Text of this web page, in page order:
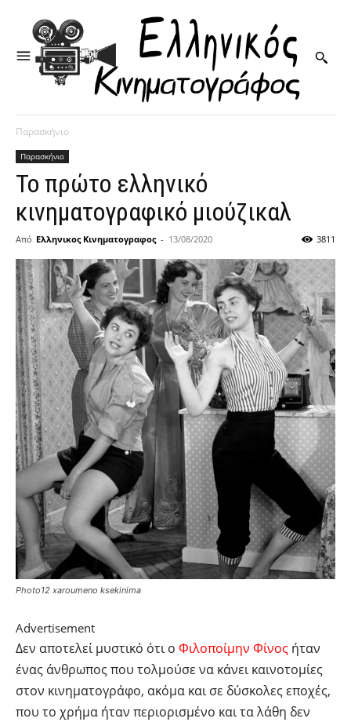
Παρασκήνιο
Παρασκήνιο
Το πρώτο ελληνικό
κινηματογραφικό μιούζικαλ
Από Ελληνικος Κινηματογραφος - 13/08/2020 3811
Photo12 xaroumeno ksekinima
Advertisement
Δεν αποτελεί μυστικό ότι ο Φιλοποίμην Φίνος ήταν
ένας άνθρωπος που τολμούσε να κάνει καινοτομίες
στον κινηματογράφο, ακόμα και σε δύσκολες εποχές,
που το χρήμα ήταν περιορισμένο και τα λάθη δεν